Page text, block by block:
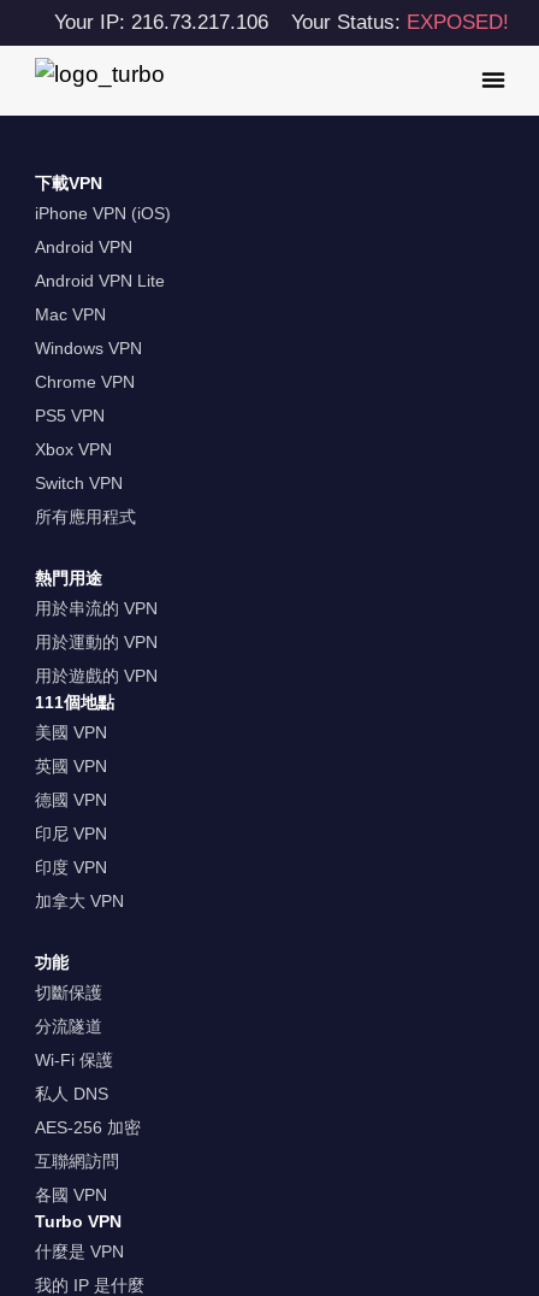
Your IP: 216.73.217.106 Your Status: EXPOSED!
下載VPN
iPhone VPN (iOS)
Android VPN
Android VPN Lite
Mac VPN
Windows VPN
Chrome VPN
PS5 VPN
Xbox VPN
Switch VPN
所有應用程式
熱門用途
用於串流的 VPN
用於運動的 VPN
用於遊戲的 VPN
111個地點
美國 VPN
英國 VPN
德國 VPN
印尼 VPN
印度 VPN
加拿大 VPN
功能
切斷保護
分流隧道
Wi-Fi 保護
私人 DNS
AES-256 加密
互聯網訪問
各國 VPN
Turbo VPN
什麼是 VPN
我的 IP 是什麼